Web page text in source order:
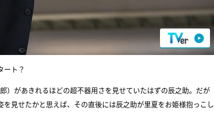
ート？
）があきれるほどの超不器用さを見せていたはずの辰之助。だが
見せたかと思えば、その直後には辰之助が里夏をお姫様抱っこし